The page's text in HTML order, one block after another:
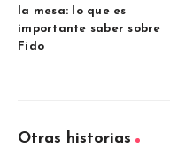
la mesa: lo que es
importante saber sobre
Fido
Otras historias